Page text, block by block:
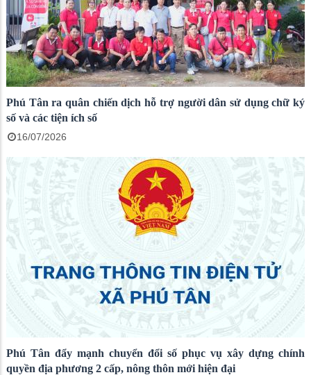
Phú Tân ra quân chiến dịch hỗ trợ người dân sử dụng chữ ký
số và các tiện ích số
16/07/2026
Phú Tân đẩy mạnh chuyển đổi số phục vụ xây dựng chính
quyền địa phương 2 cấp, nông thôn mới hiện đại